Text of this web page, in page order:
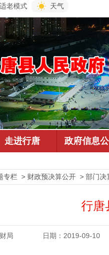
适老模式 天气
专栏 > 财政预决算公开 > 部门决
行唐
局 日期：2019-09-10